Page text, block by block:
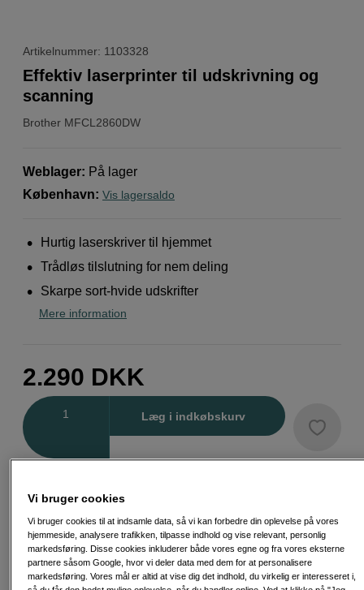
Artikelnummer: 1103328
Brother MFCL2860DW
Effektiv laserprinter til udskrivning og
scanning
Weblager: På lager
København: Vis lagersaldo
Hurtig laserskriver til hjemmet
Trådløs tilslutning for nem deling
Skarpe sort-hvide udskrifter
Mere information
2.290 DKK
Læg i indkøbskurv
Fri fragt ved køb over 500 kr.
30 dages returret
Personlig service og ekspertrådgivning
Vi bruger cookies
Vi bruger cookies til at indsamle data, så vi kan forbedre din oplevelse på vores
hjemmeside, analysere trafikken, tilpasse indhold og vise relevant, personlig
markedsføring. Disse cookies inkluderer både vores egne og fra vores eksterne
partnere såsom Google, hvor vi deler data med dem for at personalisere
markedsføring. Vores mål er altid at vise dig det indhold, du virkelig er interesseret i,